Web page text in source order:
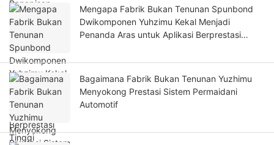
Mengapa Fabrik Bukan Tenunan Spunbond
Dwikomponen Yuhzimu Kekal Menjadi
Penanda Aras untuk Aplikasi Berprestasi
Bagaimana Fabrik Bukan Tenunan Yuzhimu
Menyokong Prestasi Sistem Permaidani
Automotif